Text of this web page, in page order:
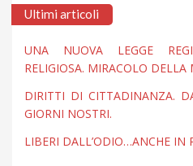
Ultimi articoli
UNA NUOVA LEGGE
RELIGIOSA. MIRACOLO DELLA
DIRITTI DI CITTADINANZA.
GIORNI NOSTRI.
LIBERI DALL’ODIO…ANCHE IN